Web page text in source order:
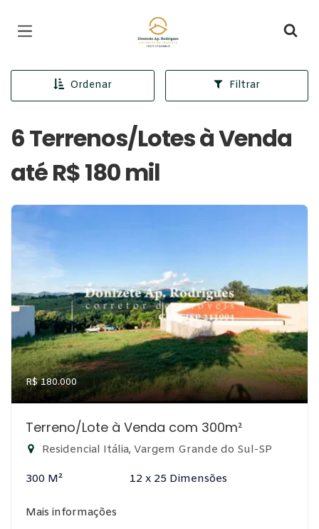
Página inicial
Ordenar Filtrar
6 Terrenos/Lotes à Venda
até R$ 180 mil
R$ 180.000
Terreno/Lote à Venda com 300m²
Residencial Itália, Vargem Grande do Sul-SP
300 M² 12 x 25 Dimensões
Mais informações